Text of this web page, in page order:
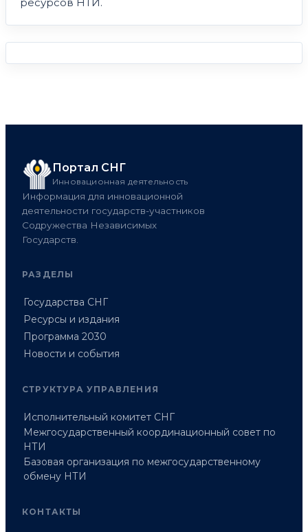
Портал СНГ
Инновационная деятельность
Информация для инновационной
деятельности государств-участников
Содружества Независимых
Государств.
РАЗДЕЛЫ
Государства СНГ
Ресурсы и издания
Программа 2030
Новости и события
СТРУКТУРА УПРАВЛЕНИЯ
Исполнительный комитет СНГ
Межгосударственный координационный совет по
НТИ
Базовая организация по межгосударственному
обмену НТИ
КОНТАКТЫ